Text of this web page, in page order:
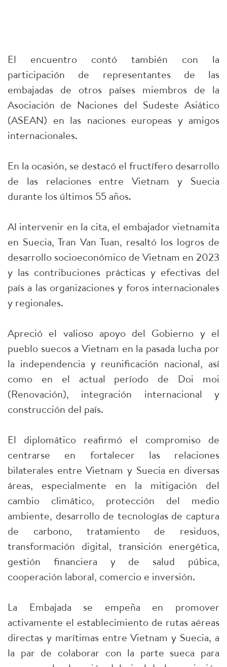
El encuentro contó también con la
participación de representantes de las
embajadas de otros países miembros de la
Asociación de Naciones del Sudeste Asiático
(ASEAN) en las naciones europeas y amigos
internacionales.
En la ocasión, se destacó el fructífero desarrollo
de las relaciones entre Vietnam y Suecia
durante los últimos 55 años.
Al intervenir en la cita, el embajador vietnamita
en Suecia, Tran Van Tuan, resaltó los logros de
desarrollo socioeconómico de Vietnam en 2023
y las contribuciones prácticas y efectivas del
país a las organizaciones y foros internacionales
y regionales.
Apreció el valioso apoyo del Gobierno y el
pueblo suecos a Vietnam en la pasada lucha por
la independencia y reunificación nacional, así
como en el actual período de Doi moi
(Renovación), integración internacional y
construcción del país.
El diplomático reafirmó el compromiso de
centrarse en fortalecer las relaciones
bilaterales entre Vietnam y Suecia en diversas
áreas, especialmente en la mitigación del
cambio climático, protección del medio
ambiente, desarrollo de tecnologías de captura
de carbono, tratamiento de residuos,
transformación digital, transición energética,
gestión financiera y de salud púbica,
cooperación laboral, comercio e inversión.
La Embajada se empeña en promover
activamente el establecimiento de rutas aéreas
directas y marítimas entre Vietnam y Suecia, a
la par de colaborar con la parte sueca para